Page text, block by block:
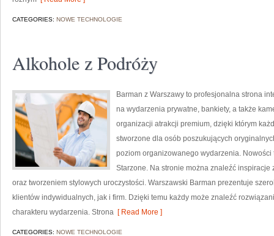
CATEGORIES: NOWE TECHNOLOGIE
Alkohole z Podróży
Barman z Warszawy to profesjonalna strona
na wydarzenia prywatne, bankiety, a także
organizacji atrakcji premium, dzięki którym
stworzone dla osób poszukujących
poziom organizowanego wydarzenia. Nowości
Starzone. Na stronie można znaleźć
oraz tworzeniem stylowych uroczystości. Warszawski Barman prezentuje
klientów indywidualnych, jak i firm. Dzięki temu każdy może znaleźć
charakteru wydarzenia. Strona [ Read More ]
CATEGORIES: NOWE TECHNOLOGIE